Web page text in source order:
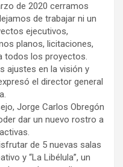
de 2020 cerramos
de trabajar ni un
ejecutivos,
planos, licitaciones,
todos los proyectos.
ajustes en la visión y
el director general
Jorge Carlos Obregón
dar un nuevo rostro a
de 5 nuevas salas
y “La Libélula”, un